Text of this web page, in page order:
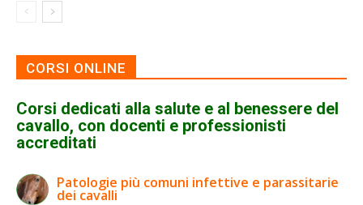
CORSI ONLINE
Corsi dedicati alla salute e al benessere del
cavallo, con docenti e professionisti
accreditati
Patologie più comuni infettive e parassitarie
dei cavalli